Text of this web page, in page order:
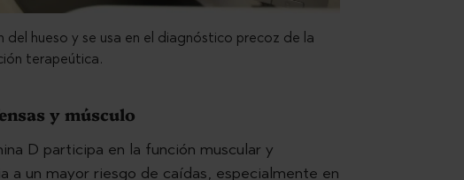
hueso y se usa en el diagnóstico precoz de la
terapeútica.
y músculo
D participa en la función muscular y
a un mayor riesgo de caídas, especialmente en